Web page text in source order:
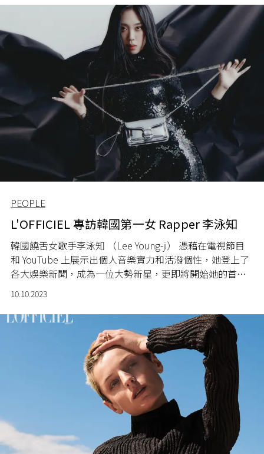
PEOPLE
L'OFFICIEL 專訪韓國第一女 Rapper 李泳知
韓國饒舌女歌手李泳知 （Lee Young-ji） 憑藉在電視節目
和 YouTube 上展示出個人音樂實力和活潑個性，她登上了
各大娛樂新聞，成為一位大勢新星，更即將開始她的首次
亞洲巡演。
10.10.2023